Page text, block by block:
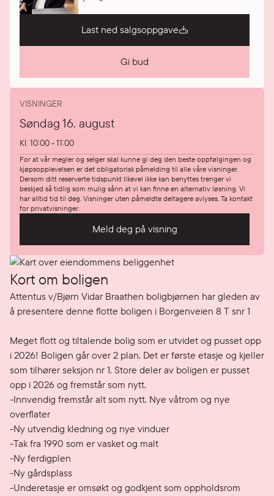
Last ned salgsoppgave
Gi bud
VISNINGER
Søndag 16. august
Kl. 10:00 - 11:00
For at vår megler og selger skal kunne gi deg den beste oppfølgingen og
kjøpsopplevelsen er det obligatorisk påmelding til alle våre visninger.
Dersom ditt reserverte tidspunkt likevel ikke kan benyttes trenger vi
beskjed så tidlig som mulig sånn at vi kan finne en alternativ løsning. Vi
har alltid tid til deg. Visninger uten påmeldte deltagere avlyses. Ta kontakt
for privatvisninger.
Meld deg på visning
Kort om boligen
Attentus v/Bjørn Vidar Braathen boligbjørnen har gleden av
å presentere denne flotte boligen i Borgenveien 8 T snr 1
Meget flott og tiltalende bolig som er utvidet og pusset opp
i 2026! Boligen går over 2 plan. Det er første etasje og kjeller
som tilhører seksjon nr 1. Store deler av boligen er pusset
opp i 2026 og fremstår som nytt.
-Innvendig fremstår alt som nytt. Nye våtrom og nye
overflater
-Ny utvendig kledning og nye vinduer
-Tak fra 1990 som er vasket og malt
-Ny ferdigplen
-Ny gårdsplass
-Underetasje er omsøkt og godkjent som oppholdsrom